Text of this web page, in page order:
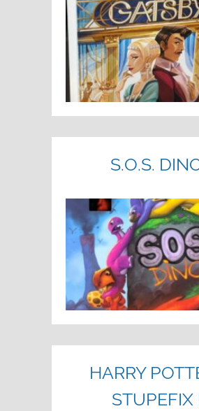
S.O.S.
HARRY
STUPEFIX